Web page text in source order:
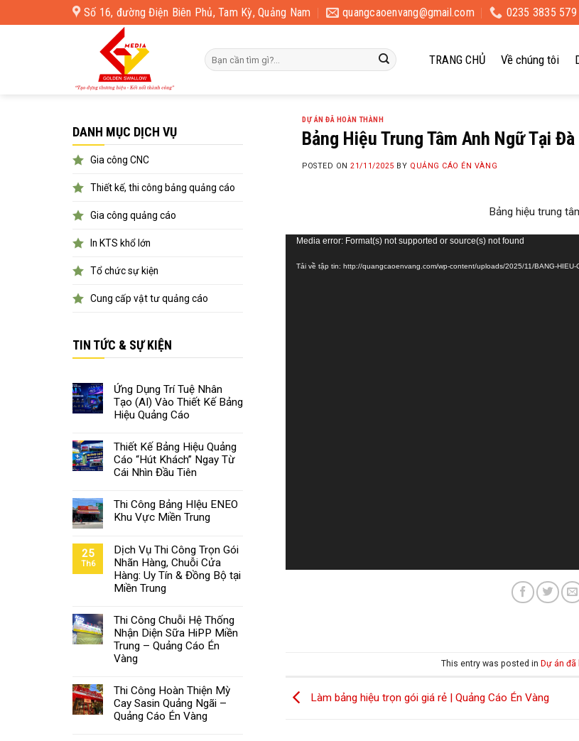
to
Số 16, đường Điện Biên Phủ, Tam Kỳ, Quảng Nam quangcaoenvang@gmail.com 0235 3835 579
TRANG CHỦ Về chúng tôi
DANH MỤC DỊCH VỤ
Gia công CNC
Thiết kế, thi công bảng quảng cáo
Gia công quảng cáo
In KTS khổ lớn
Tổ chức sự kiện
Cung cấp vật tư quảng cáo
TIN TỨC & SỰ KIỆN
Ứng Dụng Trí Tuệ Nhân
Tạo (AI) Vào Thiết Kế Bảng
Hiệu Quảng Cáo
Thiết Kế Bảng Hiệu Quảng
Cáo “Hút Khách” Ngay Từ
Cái Nhìn Đầu Tiên
Thi Công Bảng HIệu ENEO
Khu Vực Miền Trung
25
Th6
Dịch Vụ Thi Công Trọn Gói
Nhãn Hàng, Chuỗi Cửa
Hàng: Uy Tín & Đồng Bộ tại
Miền Trung
Thi Công Chuỗi Hệ Thống
Nhận Diện Sữa HiPP Miền
Trung – Quảng Cáo Én
Vàng
Thi Công Hoàn Thiện Mỳ
Cay Sasin Quảng Ngãi –
Quảng Cáo Én Vàng
DỰ ÁN ĐÃ HOÀN THÀNH
Bảng Hiệu Trung Tâm Anh Ngữ Tại
POSTED ON21/11/2025 BY QUẢNG CÁO ÉN VÀNG
Bảng hiệu trung
Trình
Media error: Format(s) not supported or source(s) not found
Tải về tập tin: http://quangcaoenvang.com/wp-content/uploads/2025/11/BANG-HIEU-
This entry was posted in Dự án đã
Làm bảng hiệu trọn gói giá rẻ | Quảng Cáo Én Vàng